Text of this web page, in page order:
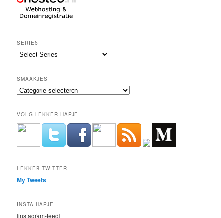
SERIES
SMAAKJES
Smaakjes
VOLG LEKKER HAPJE
LEKKER TWITTER
My Tweets
INSTA HAPJE
[instagram-feed]